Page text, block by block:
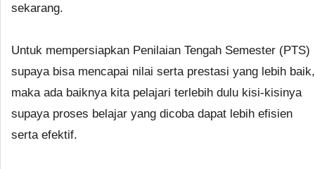
sekarang.
Untuk mempersiapkan Penilaian Tengah Semester (PTS)
supaya bisa mencapai nilai serta prestasi yang lebih baik,
maka ada baiknya kita pelajari terlebih dulu kisi-kisinya
supaya proses belajar yang dicoba dapat lebih efisien
serta efektif.